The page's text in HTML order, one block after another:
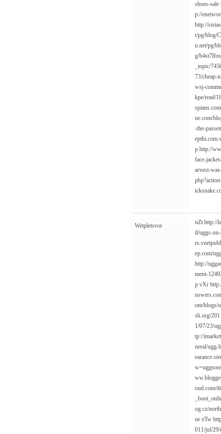
shoes-sale
p://
http://
t/pg/blog/
u.net/pg/
g/
_topic/
73/cheap-
wsj-
kpe/read/
ne.com/
-the-
p http://
face-
arvest-
Wetpletsvot nZt http://
tl/uggs-on-
ep.com/
http://
ment-
p vXr
om/blogs/
sh.org/
1/07/23/
tp://
neral/ugg-
oud.com/
og.cz/
ne zTw
011/jul/29/